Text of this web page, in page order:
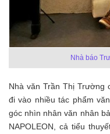
Nhà báo
Nhà văn Trần Thị Trường
đi vào nhiều tác phẩm
góc nhìn nhân văn nhân
NAPOLEON, cả tiểu